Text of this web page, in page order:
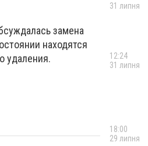
замена
находятся
удаления.
31 липня
12:24
31 липня
18:00
29 липня